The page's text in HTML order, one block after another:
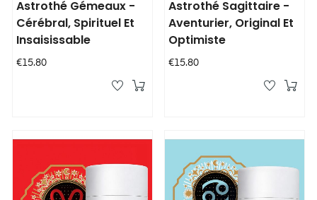
Astrothé Gémeaux -
Cérébral, Spirituel Et
Insaisissable
Price
€15.80
Astrothé Sagittaire -
Aventurier, Original Et
Optimiste
Price
€15.80